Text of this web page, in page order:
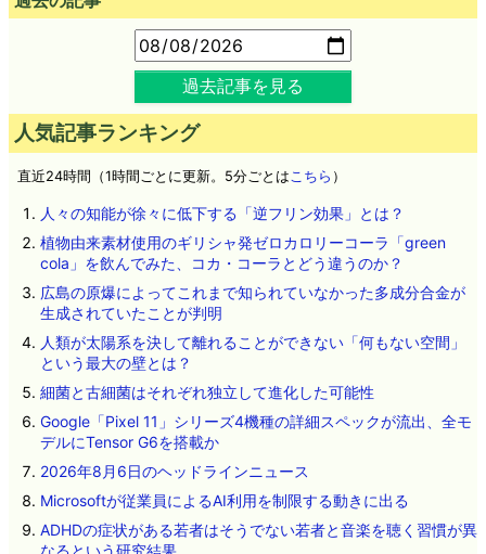
過去記事を見る
人気記事ランキング
直近24時間（1時間ごとに更新。5分ごとはこちら ）
人々の知能が徐々に低下する「逆フリン効果」とは？
植物由来素材使用のギリシャ発ゼロカロリーコーラ「green
cola」を飲んでみた、コカ・コーラとどう違うのか？
広島の原爆によってこれまで知られていなかった多成分合金が
生成されていたことが判明
人類が太陽系を決して離れることができない「何もない空間」
という最大の壁とは？
細菌と古細菌はそれぞれ独立して進化した可能性
Google「Pixel 11」シリーズ4機種の詳細スペックが流出、全モ
デルにTensor G6を搭載か
2026年8月6日のヘッドラインニュース
Microsoftが従業員によるAI利用を制限する動きに出る
ADHDの症状がある若者はそうでない若者と音楽を聴く習慣が異